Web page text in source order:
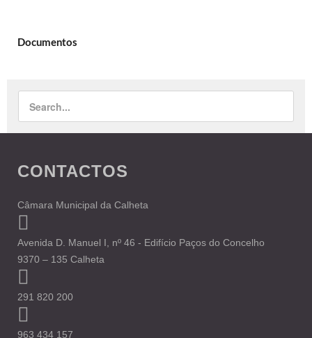
Documentos
CONTACTOS
Câmara Municipal da Calheta
Avenida D. Manuel I, nº 46 - Edifício Paços do Concelho
9370 – 135 Calheta
291 820 200
963 434 157